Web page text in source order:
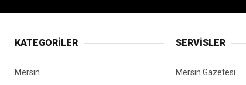
KATEGORİLER
Mersin
SERVİSLER
Mersin Gazetesi